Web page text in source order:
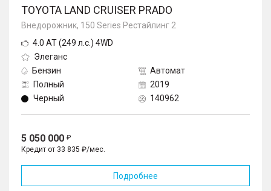
TOYOTA LAND CRUISER PRADO
Внедорожник, 150 Series Рестайлинг 2
4.0 AT (249 л.с.) 4WD
Элеганс
Бензин
Автомат
Полный
2019
Черный
140962
5 050 000
Кредит от 33 835 ₽/мес.
Подробнее